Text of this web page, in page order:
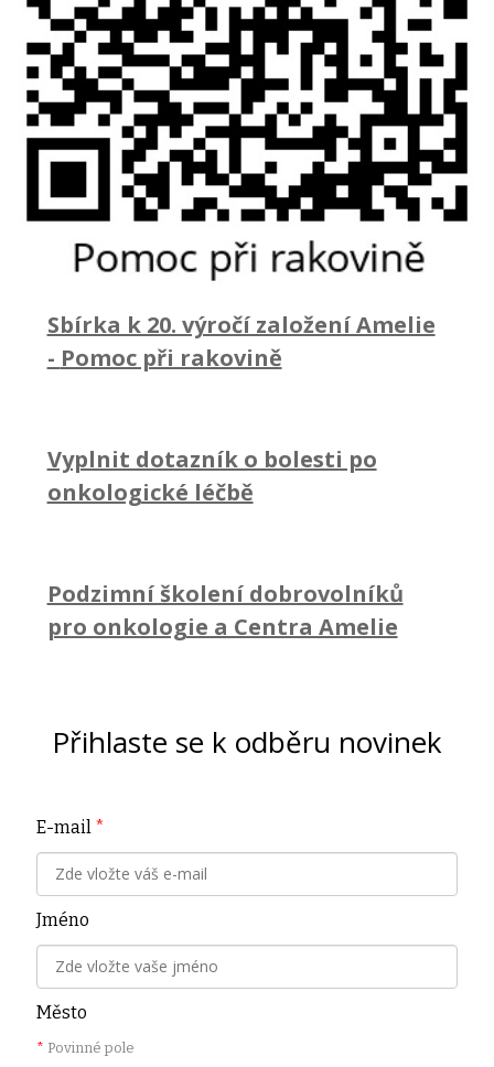
Sbírka k 20. výročí založení Amelie
- Pomoc při rakovině
Vyplnit dotazník o bolesti po
onkologické léčbě
Podzimní školení dobrovolníků
pro onkologie a Centra Amelie
Přihlaste se k odběru novinek
E-mail *
Jméno
Město
* Povinné pole